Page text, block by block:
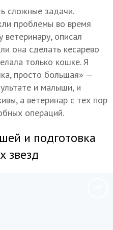
сложные задачи.
проблемы во время
описал
она сделать кесарево
только кошке. Я
просто большая» —
и малыши, и
а ветеринар с тех пор
операций.
и подготовка
звезд